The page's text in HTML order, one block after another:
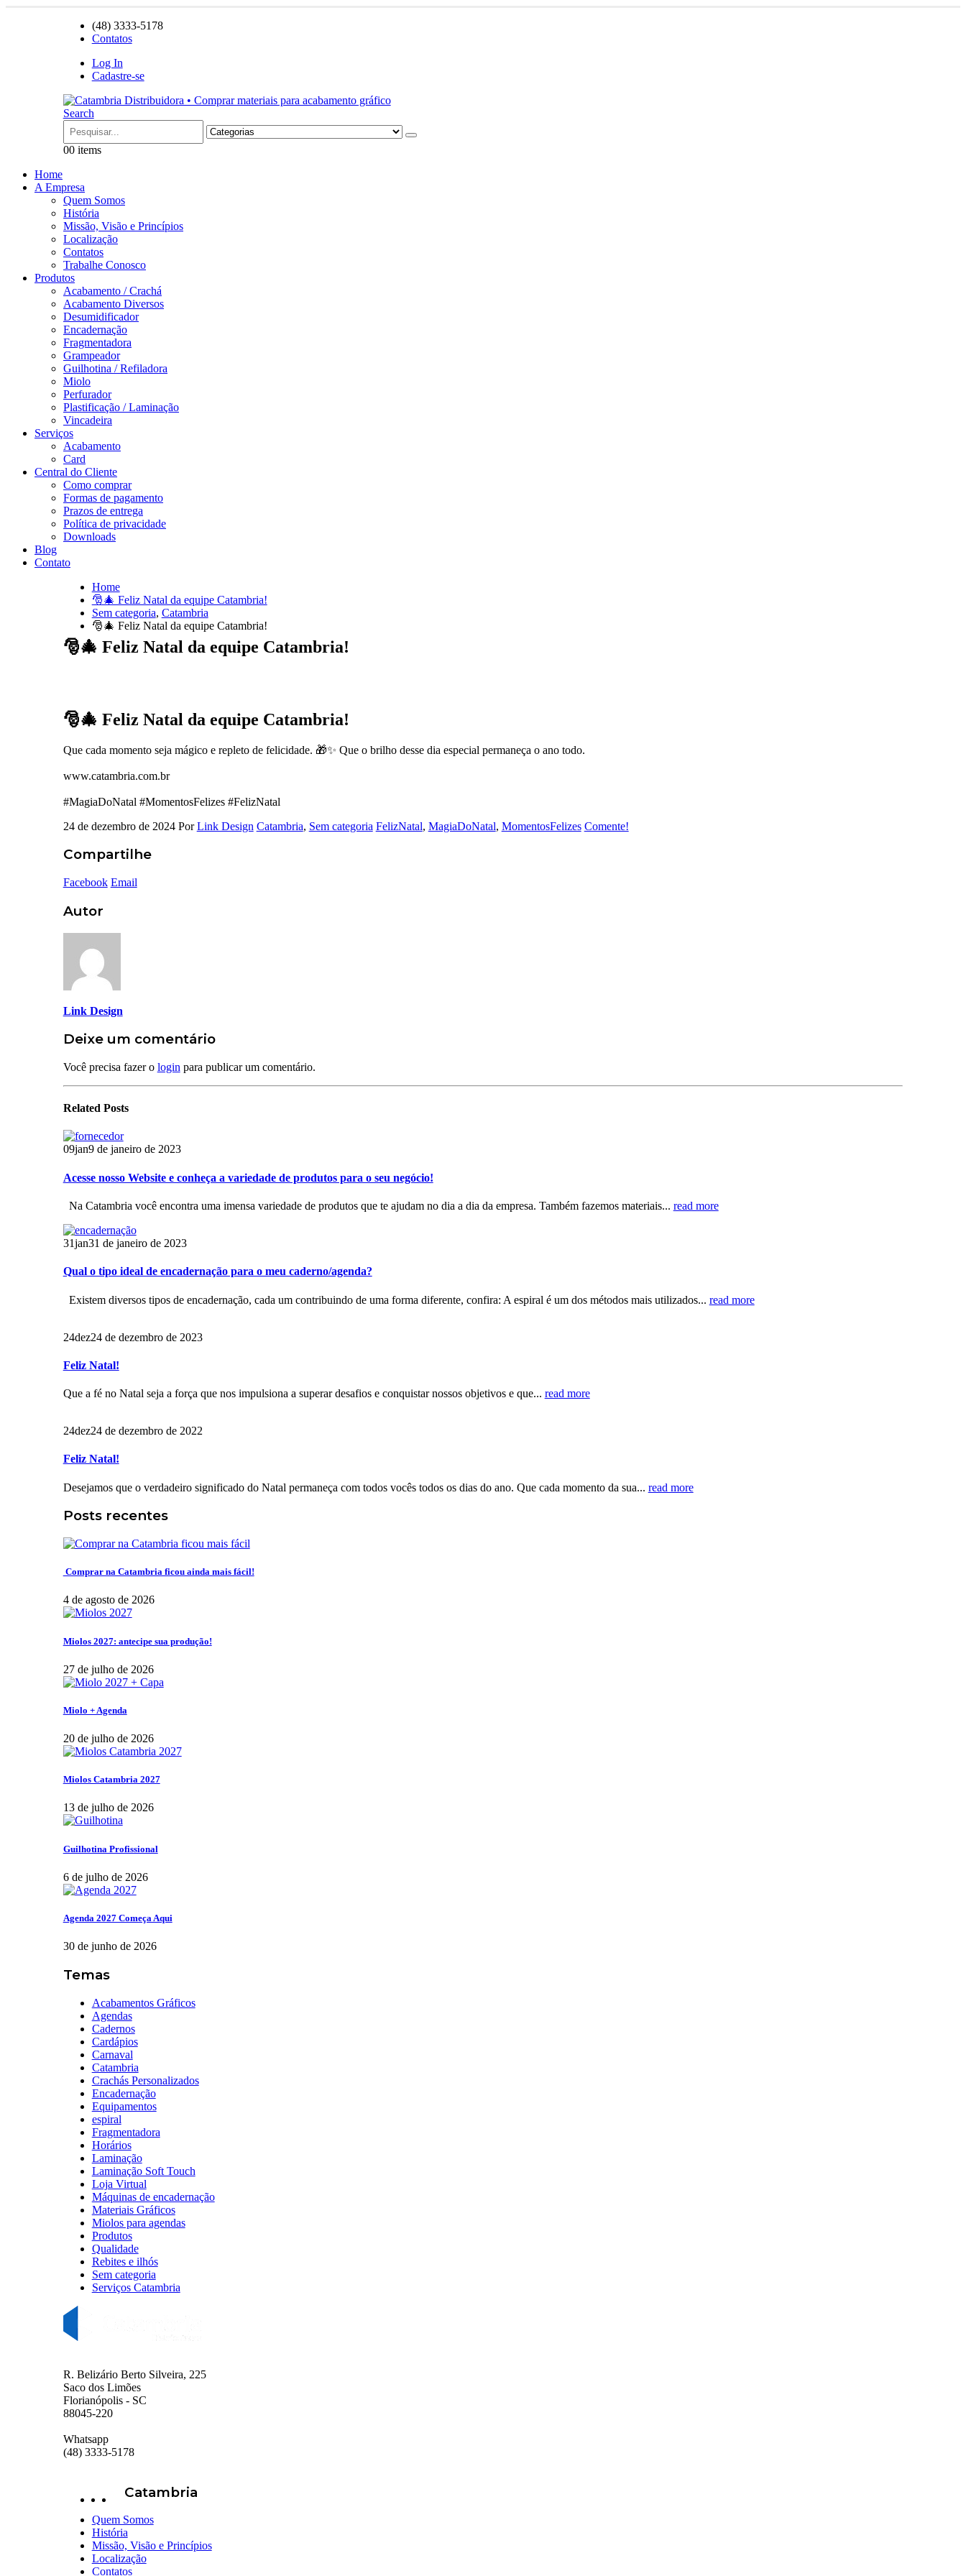
(48) 3333-5178
Contatos
Log In
Cadastre-se
Search
00 items
Home
A Empresa
Quem Somos
História
Missão, Visão e Princípios
Localização
Contatos
Trabalhe Conosco
Produtos
Acabamento / Crachá
Acabamento Diversos
Desumidificador
Encadernação
Fragmentadora
Grampeador
Guilhotina / Refiladora
Miolo
Perfurador
Plastificação / Laminação
Vincadeira
Serviços
Acabamento
Card
Central do Cliente
Como comprar
Formas de pagamento
Prazos de entrega
Política de privacidade
Downloads
Blog
Contato
Home
🎅🎄 Feliz Natal da equipe Catambria!
Sem categoria, Catambria
🎅🎄 Feliz Natal da equipe Catambria!
🎅🎄 Feliz Natal da equipe Catambria!
🎅🎄 Feliz Natal da equipe Catambria!
Que cada momento seja mágico e repleto de felicidade. 🎁✨ Que o brilho desse dia especial permaneça o ano todo.
www.catambria.com.br
#MagiaDoNatal #MomentosFelizes #FelizNatal
24 de dezembro de 2024 Por Link Design Catambria, Sem categoria FelizNatal, MagiaDoNatal, MomentosFelizes Comente!
Compartilhe
Facebook Email
Autor
Link Design
Deixe um comentário
Você precisa fazer o login para publicar um comentário.
Related Posts
09jan9 de janeiro de 2023
Acesse nosso Website e conheça a variedade de produtos para o seu negócio!
Na Catambria você encontra uma imensa variedade de produtos que te ajudam no dia a dia da empresa. Também fazemos materiais... read more
31jan31 de janeiro de 2023
Qual o tipo ideal de encadernação para o meu caderno/agenda?
Existem diversos tipos de encadernação, cada um contribuindo de uma forma diferente, confira: A espiral é um dos métodos mais utilizados... read more
24dez24 de dezembro de 2023
Feliz Natal!
Que a fé no Natal seja a força que nos impulsiona a superar desafios e conquistar nossos objetivos e que... read more
24dez24 de dezembro de 2022
Feliz Natal!
Desejamos que o verdadeiro significado do Natal permaneça com todos vocês todos os dias do ano. Que cada momento da sua... read more
Posts recentes
Comprar na Catambria ficou ainda mais fácil!
4 de agosto de 2026
Miolos 2027: antecipe sua produção!
27 de julho de 2026
Miolo + Agenda
20 de julho de 2026
Miolos Catambria 2027
13 de julho de 2026
Guilhotina Profissional
6 de julho de 2026
Agenda 2027 Começa Aqui
30 de junho de 2026
Temas
Acabamentos Gráficos
Agendas
Cadernos
Cardápios
Carnaval
Catambria
Crachás Personalizados
Encadernação
Equipamentos
espiral
Fragmentadora
Horários
Laminação
Laminação Soft Touch
Loja Virtual
Máquinas de encadernação
Materiais Gráficos
Miolos para agendas
Produtos
Qualidade
Rebites e ilhós
Sem categoria
Serviços Catambria
R. Belizário Berto Silveira, 225
Saco dos Limões
Florianópolis - SC
88045-220
Whatsapp
(48) 3333-5178
Catambria
Quem Somos
História
Missão, Visão e Princípios
Localização
Contatos